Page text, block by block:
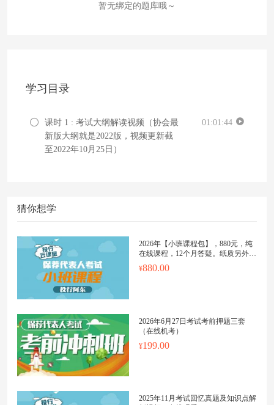
暂无绑定的题库哦～
学习目录
课时 1 : 考试大纲解读视频（协会最
新版大纲就是2022版，视频更新截
至2022年10月25日）
01:01:44
猜你想学
2026年【小班课程包】，880元，纯
在线课程，12个月答疑。纸质另外购
买
880.00
2026年6月27日考试考前押题三套
（在线机考）
199.00
2025年11月考试回忆真题及知识点解